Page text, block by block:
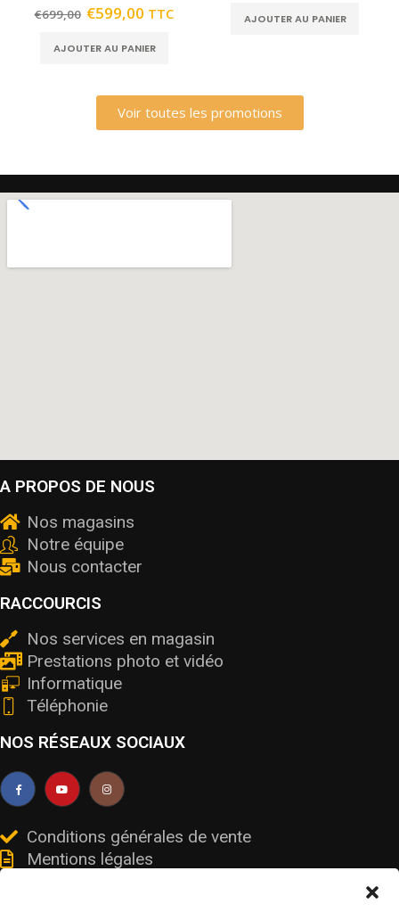
out of 5
€699,00 €599,00 TTC
AJOUTER AU PANIER
AJOUTER AU PANIER
Voir toutes les promotions
A PROPOS DE NOUS
Nos magasins
Notre équipe
Nous contacter
RACCOURCIS
Nos services en magasin
Prestations photo et vidéo
Informatique
Téléphonie
NOS RÉSEAUX SOCIAUX
Conditions générales de vente
Mentions légales